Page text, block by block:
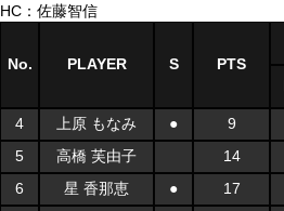
HC：佐藤智信
No. PLAYER S PTS
4 上原 もなみ ● 9
5
高橋 芙由子 14
6
星 香那恵 ● 17